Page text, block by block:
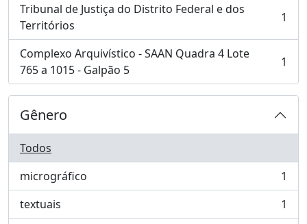
Tribunal de Justiça do Distrito Federal e dos
Territórios
, 1 resultados 1
Complexo Arquivístico - SAAN Quadra 4 Lote
765 a 1015 - Galpão 5
, 1 resultados 1
Gênero
Todos
micrográfico
, 1 resultados
1
textuais
, 1 resultados
1